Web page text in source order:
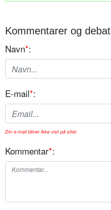
Kommentarer og
Navn*:
E-mail*:
Din e-mail bliver ikke vist på sitet.
Kommentar*: